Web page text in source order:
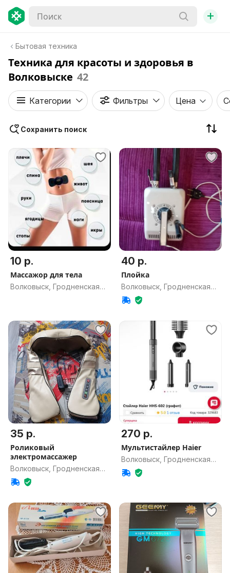
+
Бытовая техника
Техника для красоты и здоровья в
Волковыске 42
Категории Фильтры Цена
Сохранить поиск
10 р.
Массажор для тела
Волковыск, Гродненская
40 р.
Плойка
Волковыск, Гродненская
обл.
35 р.
Роликовый
электромассажер
Волковыск, Гродненская
обл.
270 р.
Мультистайлер Haier
Волковыск, Гродненская
обл.